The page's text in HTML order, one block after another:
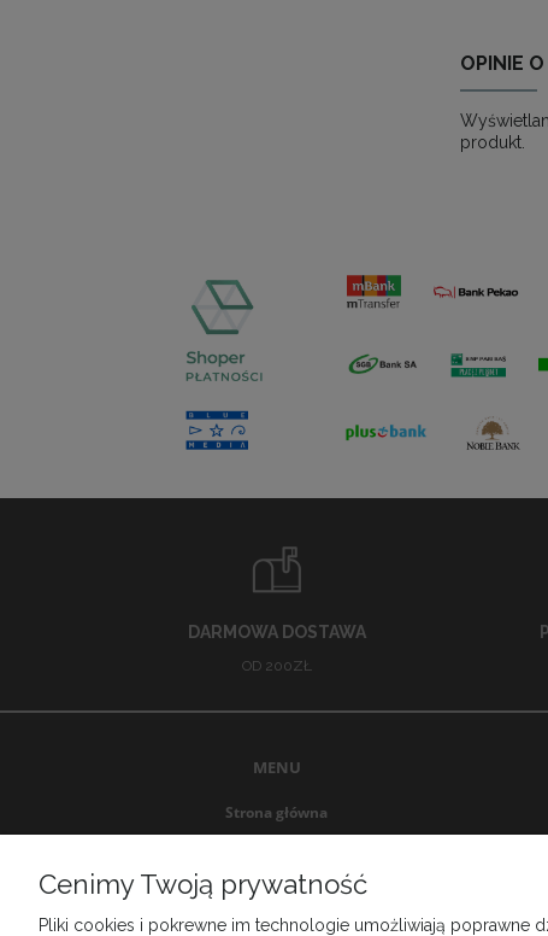
OPINIE
produkt.
DARMOWA DOSTAWA
OD 200ZŁ
MENU
Strona główna
Promocje
Nowości
Producenci
Outlet
Cenimy Twoją prywatność
Pliki cookies i pokrewne im technologie umożliwiają poprawne